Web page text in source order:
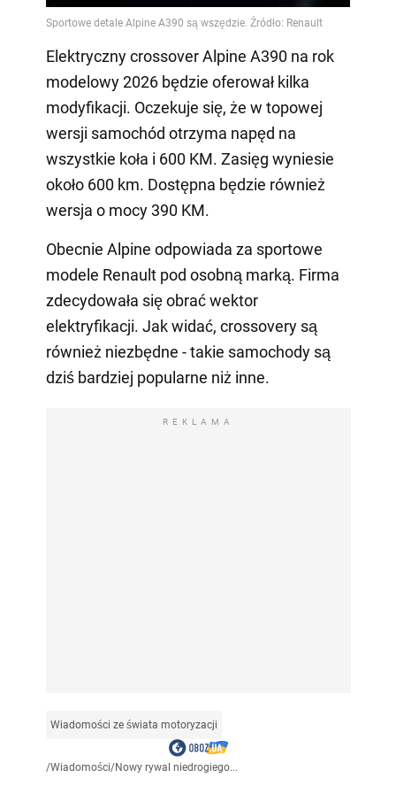
Elektryczny crossover Alpine A390 na rok
modelowy 2026 będzie oferował kilka
modyfikacji. Oczekuje się, że w topowej
wersji samochód otrzyma napęd na
wszystkie koła i 600 KM. Zasięg wyniesie
około 600 km. Dostępna będzie również
wersja o mocy 390 KM.
Obecnie Alpine odpowiada za sportowe
modele Renault pod osobną marką. Firma
zdecydowała się obrać wektor
elektryfikacji. Jak widać, crossovery są
również niezbędne - takie samochody są
dziś bardziej popularne niż inne.
REKLAMA
Wiadomości ze świata motoryzacji
/Wiadomości/Nowy rywal niedrogiego...